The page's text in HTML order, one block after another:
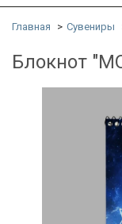
Главная Сувениры
Блокнот